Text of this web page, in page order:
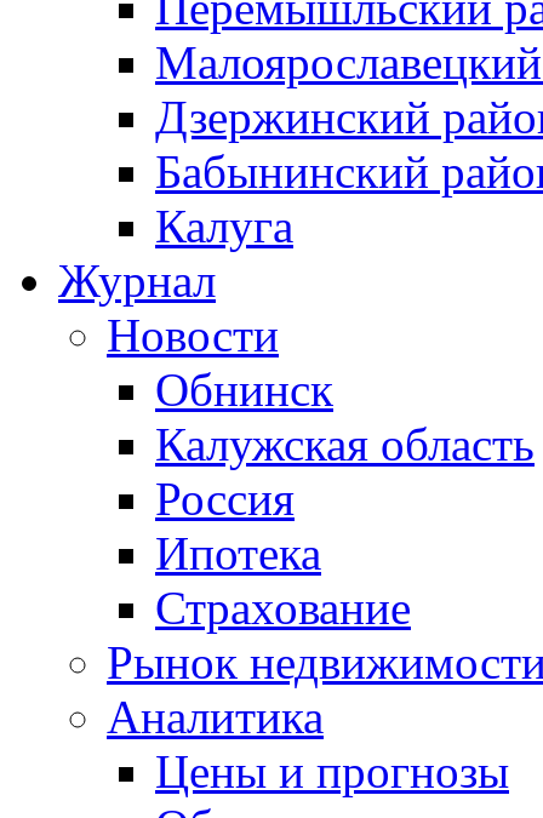
Дзержинский
Бабынинский
Калуга
Журнал
Новости
Обнинск
Калужская область
Россия
Ипотека
Страхование
Рынок
Аналитика
Цены и прогнозы